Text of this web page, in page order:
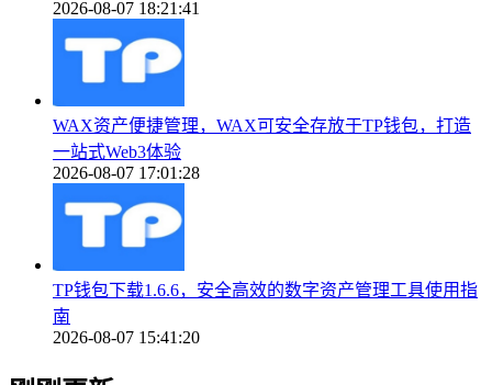
2026-08-07 18:21:41
WAX资产便捷管理，WAX可安全存放于TP钱包，打造
一站式Web3体验
2026-08-07 17:01:28
TP钱包下载1.6.6，安全高效的数字资产管理工具使用指
南
2026-08-07 15:41:20